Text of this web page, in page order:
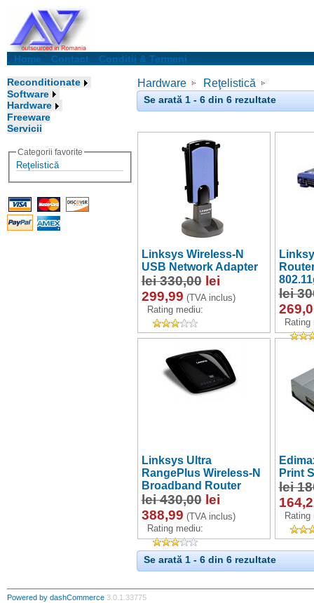
Home Contact Conditii & Termeni
Reconditionate
Software
Hardware
Freeware
Servicii
Categorii favorite
Reţelistică
Hardware Reţelistică
Se arată 1 - 6 din 6 rezultate
Linksys Wireless-N
USB Network Adapter
lei 330,00 lei
299,99 (TVA inclus)
Rating mediu:
lei
Rating
Linksys Ultra
RangePlus Wireless-N
Broadband Router
lei 430,00 lei
388,99 (TVA inclus)
Rating mediu:
Print
lei
Rating
Se arată 1 - 6 din 6 rezultate
Powered by dashCommerce 3.0.1.33775